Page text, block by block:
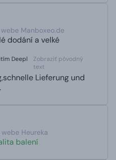
Manboxeo.de
dodání a velké
Deepl
Zobraziť pôvodný
text
Lieferung und
Heureka
balení